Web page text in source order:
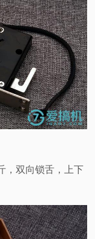
，双向锁舌，上下